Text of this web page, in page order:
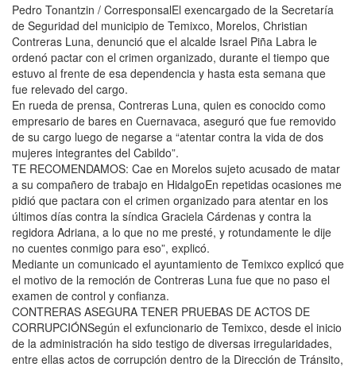
Pedro Tonantzin / CorresponsalEl exencargado de la Secretaría
de Seguridad del municipio de Temixco, Morelos, Christian
Contreras Luna, denunció que el alcalde Israel Piña Labra le
ordenó pactar con el crimen organizado, durante el tiempo que
estuvo al frente de esa dependencia y hasta esta semana que
fue relevado del cargo.
En rueda de prensa, Contreras Luna, quien es conocido como
empresario de bares en Cuernavaca, aseguró que fue removido
de su cargo luego de negarse a “atentar contra la vida de dos
mujeres integrantes del Cabildo”.
TE RECOMENDAMOS: Cae en Morelos sujeto acusado de matar
a su compañero de trabajo en HidalgoEn repetidas ocasiones me
pidió que pactara con el crimen organizado para atentar en los
últimos días contra la síndica Graciela Cárdenas y contra la
regidora Adriana, a lo que no me presté, y rotundamente le dije
no cuentes conmigo para eso”, explicó.
Mediante un comunicado el ayuntamiento de Temixco explicó que
el motivo de la remoción de Contreras Luna fue que no paso el
examen de control y confianza.
CONTRERAS ASEGURA TENER PRUEBAS DE ACTOS DE
CORRUPCIÓNSegún el exfuncionario de Temixco, desde el inicio
de la administración ha sido testigo de diversas irregularidades,
entre ellas actos de corrupción dentro de la Dirección de Tránsito,